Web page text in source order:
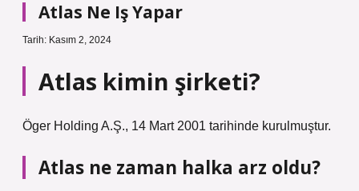
Atlas Ne Iş Yapar
Tarih: Kasım 2, 2024
Atlas kimin şirketi?
Öger Holding A.Ş., 14 Mart 2001 tarihinde kurulmuştur.
Atlas ne zaman halka arz oldu?